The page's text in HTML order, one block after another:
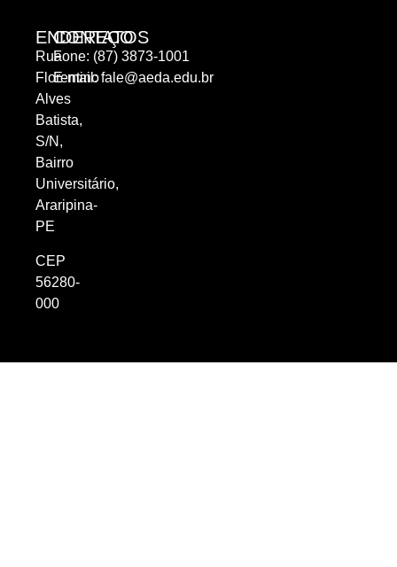
ENDEREÇO
Rua
Florentino
Alves
Batista,
S/N,
Bairro
Universitário,
Araripina-
PE
CEP
56280-
000
CONTATOS
Fone: (87) 3873-1001
E-mail:fale@aeda.edu.br